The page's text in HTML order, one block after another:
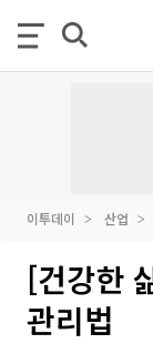
이투데이 산업
[건강한
관리법